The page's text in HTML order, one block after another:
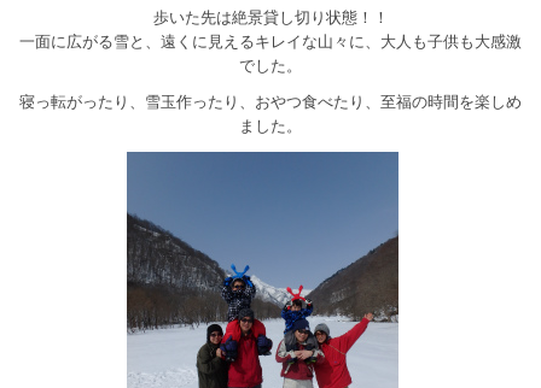
歩いた先は絶景貸し切り状態！！
一面に広がる雪と、遠くに見えるキレイな山々に、大人も子供も大感激
でした。
寝っ転がったり、雪玉作ったり、おやつ食べたり、至福の時間を楽しめ
ました。